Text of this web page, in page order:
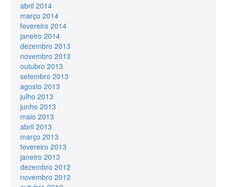
abril 2014
março 2014
fevereiro 2014
janeiro 2014
dezembro 2013
novembro 2013
outubro 2013
setembro 2013
agosto 2013
julho 2013
junho 2013
maio 2013
abril 2013
março 2013
fevereiro 2013
janeiro 2013
dezembro 2012
novembro 2012